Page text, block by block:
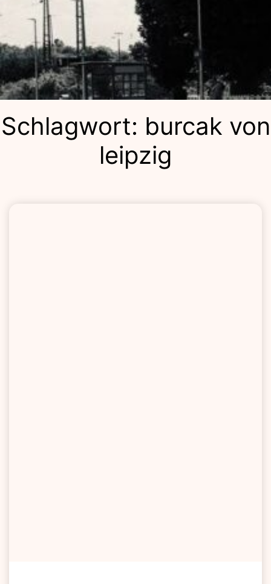
Schlagwort: burcak von
leipzig